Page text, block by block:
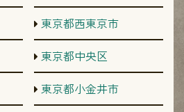
東京都西東京市
東京都中央区
東京都小金井市